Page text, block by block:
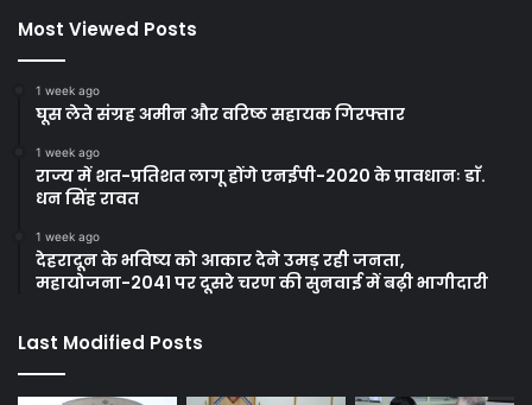
Most Viewed Posts
1 week ago
घूस लेते संग्रह अमीन और वरिष्ठ सहायक गिरफ्तार
1 week ago
राज्य में शत-प्रतिशत लागू होंगे एनईपी-2020 के प्रावधानः डाॅ.
धन सिंह रावत
1 week ago
देहरादून के भविष्य को आकार देने उमड़ रही जनता,
महायोजना-2041 पर दूसरे चरण की सुनवाई में बढ़ी भागीदारी
Last Modified Posts